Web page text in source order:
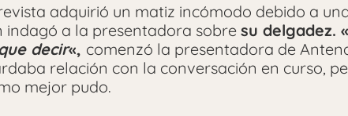
adquirió un matiz incómodo debido a
indagó a la presentadora sobre su delgadez. «
decir«, comenzó la presentadora de
relación con la conversación en curso,
mejor pudo.